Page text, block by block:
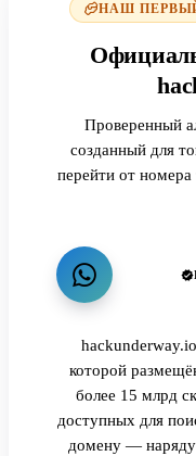
НАШ
Проверенный
созданный для
перейти от
которой
более 15 млрд
доступных для
домену — наряду